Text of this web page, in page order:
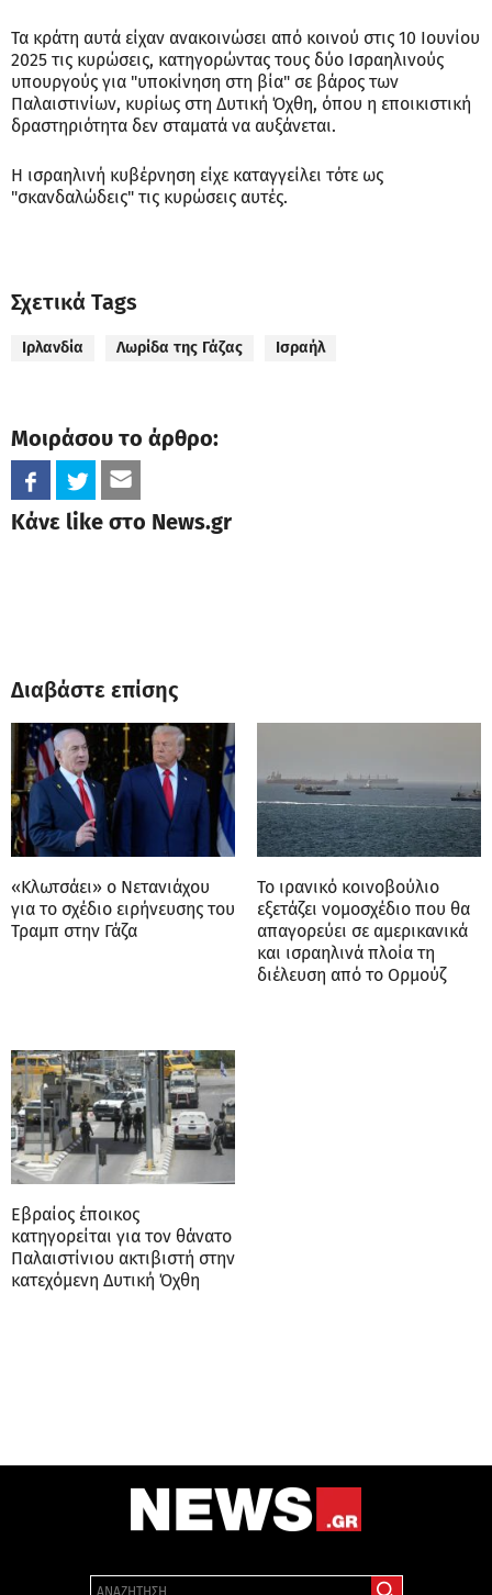
Τα κράτη αυτά είχαν ανακοινώσει από κοινού στις 10 Ιουνίου
2025 τις κυρώσεις, κατηγορώντας τους δύο Ισραηλινούς
υπουργούς για "υποκίνηση στη βία" σε βάρος των
Παλαιστινίων, κυρίως στη Δυτική Όχθη, όπου η εποικιστική
δραστηριότητα δεν σταματά να αυξάνεται.
Η ισραηλινή κυβέρνηση είχε καταγγείλει τότε ως
"σκανδαλώδεις" τις κυρώσεις αυτές.
Σχετικά Tags
Ιρλανδία Λωρίδα της Γάζας Ισραήλ
Μοιράσου το άρθρο:
Κάνε like στο News.gr
Διαβάστε επίσης
«Κλωτσάει» ο Νετανιάχου
για το σχέδιο ειρήνευσης του
Τραμπ στην Γάζα
Το ιρανικό κοινοβούλιο
εξετάζει νομοσχέδιο που θα
απαγορεύει σε αμερικανικά
και ισραηλινά πλοία τη
διέλευση από το Ορμούζ
Εβραίος έποικος
κατηγορείται για τον θάνατο
Παλαιστίνιου ακτιβιστή στην
κατεχόμενη Δυτική Όχθη